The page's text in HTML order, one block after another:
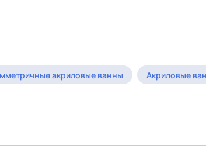
акриловые ванны Акриловые